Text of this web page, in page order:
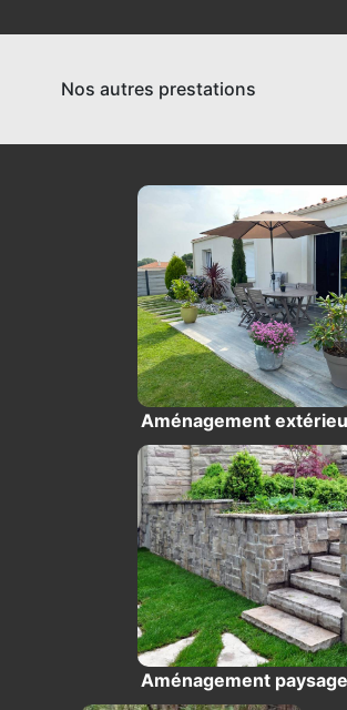
Nos autres prestations
Aménagement
Aménagement